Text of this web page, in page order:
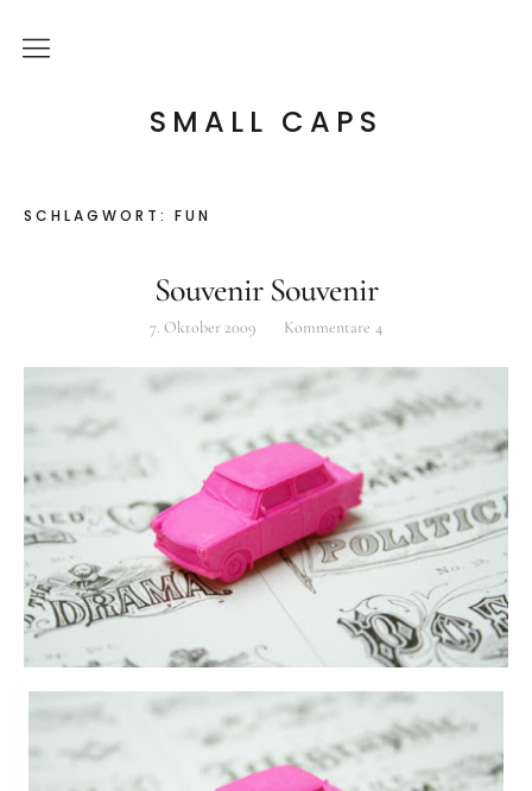
SMALL CAPS
Über mich
Online Kurs
Blog
Instagram
SCHLAGWORT: FUN
Souvenir Souvenir
7. Oktober 2009 Kommentare 4